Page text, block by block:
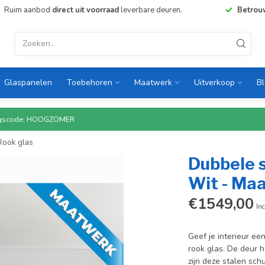
Ruim aanbod direct uit voorraadleverbare deuren.
Glaspanelen Toebehoren Maatwerk Uitverkoop
HOOGZOMER
glas
Dubbele
Wit -
€1549,00
Geef je interieur
rook glas. De deur
zijn deze stalen